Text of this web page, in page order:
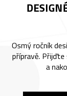
Osmý ročník
přípravě.
a